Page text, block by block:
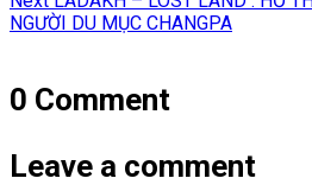
viếtpost:
NGƯỜI DU MỤC CHANGPA
0 Comment
Leave a comment